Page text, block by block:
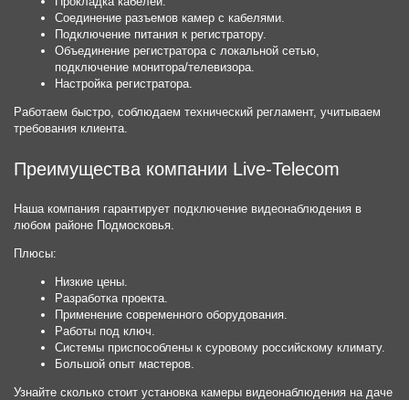
Соединение разъемов камер с кабелями.
Подключение питания к регистратору.
Объединение регистратора с локальной сетью,
подключение монитора/телевизора.
Настройка регистратора.
Работаем быстро, соблюдаем технический регламент, учитываем
требования клиента.
Преимущества компании Live-Telecom
Наша компания гарантирует подключение видеонаблюдения в
любом районе Подмосковья.
Плюсы:
Низкие цены.
Разработка проекта.
Применение современного оборудования.
Работы под ключ.
Системы приспособлены к суровому российскому климату.
Большой опыт мастеров.
Узнайте сколько стоит установка камеры видеонаблюдения на даче